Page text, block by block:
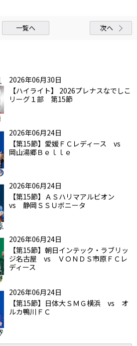
一覧へ 次へ
2026年06月30日
【ハイライト】 2026プレナスなでしこ
リーグ１部 第15節
2026年06月24日
【第15節】愛媛ＦＣレディース vs
岡山湯郷Ｂｅｌｌｅ
2026年06月24日
【第15節】ＡＳハリマアルビオン
vs 静岡ＳＳＵボニータ
2026年06月24日
【第15節】朝日インテック・ラブリッ
ジ名古屋 vs ＶＯＮＤＳ市原ＦＣレ
ディース
2026年06月24日
【第15節】日体大ＳＭＧ横浜 vs オ
ルカ鴨川ＦＣ